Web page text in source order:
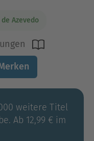
Azevedo
weitere Titel
Ab 12,99 € im